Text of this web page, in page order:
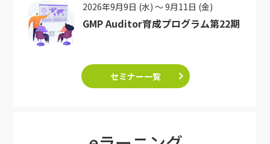
2026年9月9日 (水) ～ 9月11日 (金)
GMP Auditor育成プログラム第22期
セミナー一覧